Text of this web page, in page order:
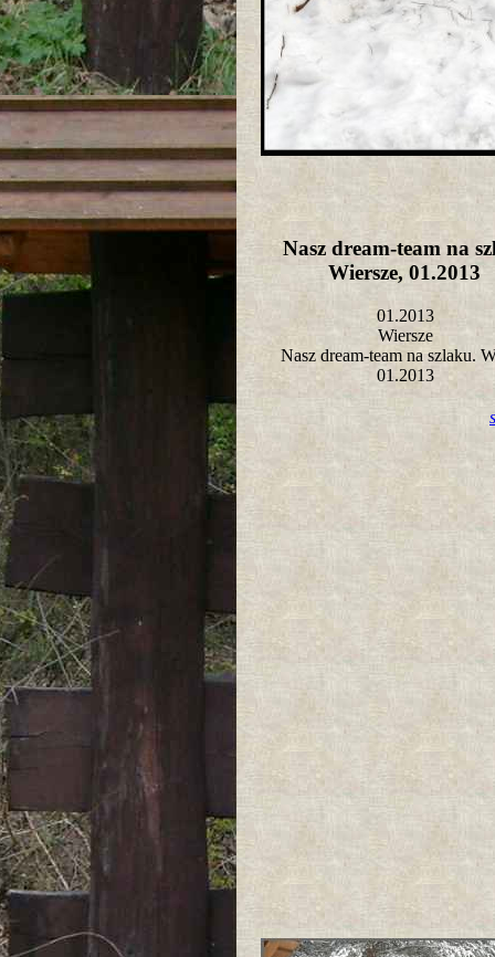
Nasz dream-team na
Wiersze, 01.2013
01.2013
Wiersze
Nasz dream-team na szlaku.
01.2013